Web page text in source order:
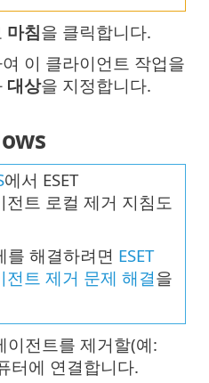
마침을 클릭합니다.
이 클라이언트 작업을
대상을 지정합니다.
에서 ESET
트 로컬 제거 지침도
를 해결하려면 ESET
트 제거 문제 해결을
이전트를 제거할(예:
터에 연결합니다.